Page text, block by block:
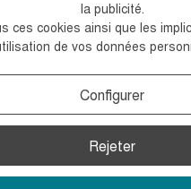
la publicité.
ces cookies ainsi que les
de vos données
Configurer
Rejeter